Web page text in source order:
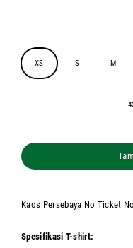
XS S M
Kaos Persebaya No Ticket
Spesifikasi T-shirt: